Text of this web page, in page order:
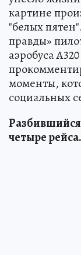
картине
"белых
правды»
аэробуса
моменты,
социальных
Разбившийся
четыре